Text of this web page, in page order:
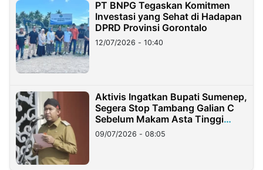
PT BNPG Tegaskan Komitmen
Investasi yang Sehat di Hadapan
DPRD Provinsi Gorontalo
12/07/2026 - 10:40
Aktivis Ingatkan Bupati Sumenep,
Segera Stop Tambang Galian C
Sebelum Makam Asta Tinggi
Longsor
09/07/2026 - 08:05